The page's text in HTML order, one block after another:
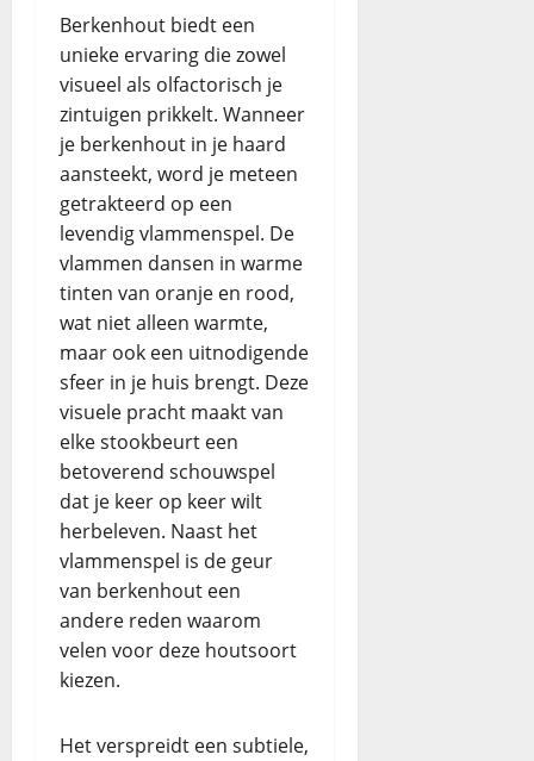
Berkenhout biedt een
unieke ervaring die zowel
visueel als olfactorisch je
zintuigen prikkelt. Wanneer
je berkenhout in je haard
aansteekt, word je meteen
getrakteerd op een
levendig vlammenspel. De
vlammen dansen in warme
tinten van oranje en rood,
wat niet alleen warmte,
maar ook een uitnodigende
sfeer in je huis brengt. Deze
visuele pracht maakt van
elke stookbeurt een
betoverend schouwspel
dat je keer op keer wilt
herbeleven. Naast het
vlammenspel is de geur
van berkenhout een
andere reden waarom
velen voor deze houtsoort
kiezen.
Het verspreidt een subtiele,